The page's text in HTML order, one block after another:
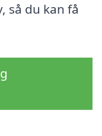
så du kan få